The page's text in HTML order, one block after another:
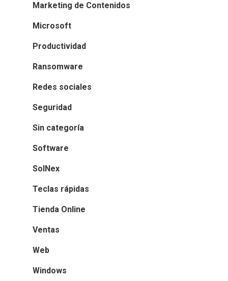
Marketing de Contenidos
Microsoft
Productividad
Ransomware
Redes sociales
Seguridad
Sin categoría
Software
SolNex
Teclas rápidas
Tienda Online
Ventas
Web
Windows